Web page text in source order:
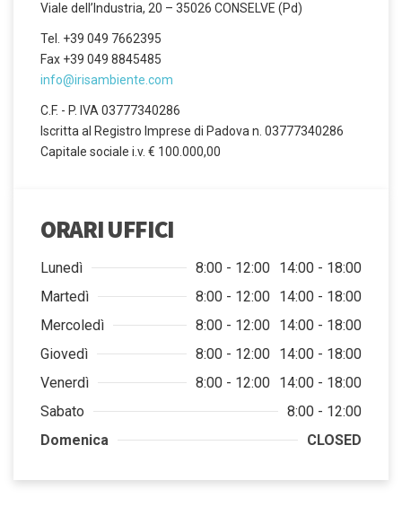
Viale dell’Industria, 20 – 35026 CONSELVE (Pd)
Tel. +39 049 7662395
Fax +39 049 8845485
info@irisambiente.com
C.F. - P. IVA 03777340286
Iscritta al Registro Imprese di Padova n. 03777340286
Capitale sociale i.v. € 100.000,00
ORARI UFFICI
Lunedì 14:00 - 18:00
8:00 - 12:00
Martedì
14:00 - 18:00
8:00 - 12:00
Mercoledì
14:00 - 18:00
8:00 - 12:00
Giovedì
14:00 - 18:00
8:00 - 12:00
Venerdì
14:00 - 18:00
8:00 - 12:00
Sabato
8:00 - 12:00
Domenica
CLOSED